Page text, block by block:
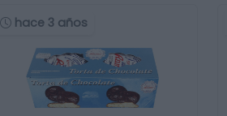
hace 3 años